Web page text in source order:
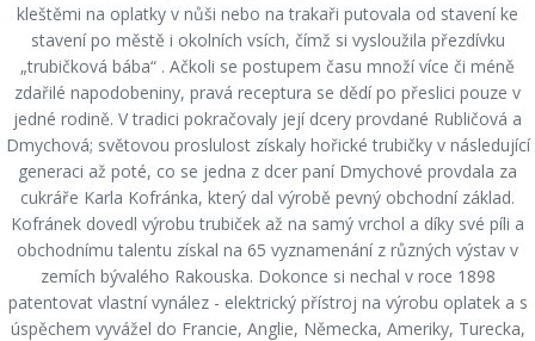
kleštěmi na oplatky v nůši nebo na trakaři putovala od stavení ke
stavení po městě i okolních vsích, čímž si vysloužila přezdívku
„trubičková bába“ . Ačkoli se postupem času množí více či méně
zdařilé napodobeniny, pravá receptura se dědí po přeslici pouze v
jedné rodině. V tradici pokračovaly její dcery provdané Rubličová a
Dmychová; světovou proslulost získaly hořické trubičky v následující
generaci až poté, co se jedna z dcer paní Dmychové provdala za
cukráře Karla Kofránka, který dal výrobě pevný obchodní základ.
Kofránek dovedl výrobu trubiček až na samý vrchol a díky své píli a
obchodnímu talentu získal na 65 vyznamenání z různých výstav v
zemích bývalého Rakouska. Dokonce si nechal v roce 1898
patentovat vlastní vynález - elektrický přístroj na výrobu oplatek a s
úspěchem vyvážel do Francie, Anglie, Německa, Ameriky, Turecka,